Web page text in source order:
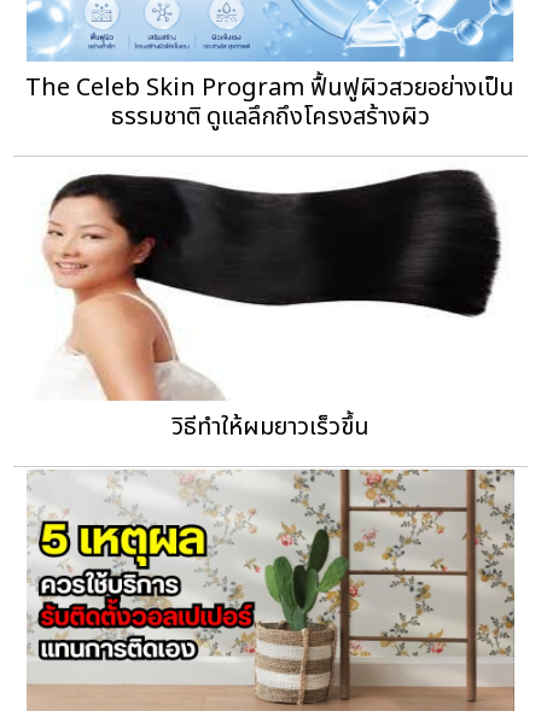
The Celeb Skin Program ฟื้นฟูผิวสวยอย่างเป็น
ธรรมชาติ ดูแลลึกถึงโครงสร้างผิว
วิธีทําให้ผมยาวเร็วขึ้น